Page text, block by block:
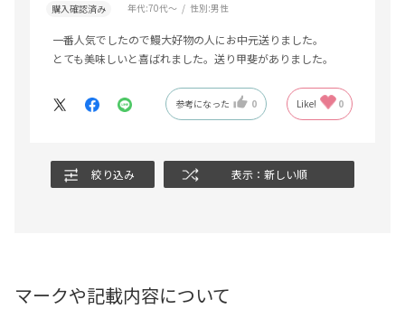
購入確認済み 年代:70代～ 性別:男性
一番人気でしたので鰻大好物の人にお中元送りました。
とても美味しいと喜ばれました。送り甲斐がありました。
参考になった 0 Like! 0
絞り込み 表示：新しい順
マークや記載内容について